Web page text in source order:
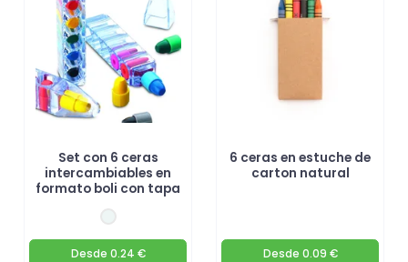
Set con 6 ceras
intercambiables en
formato boli con tapa
Desde 0.24 €
6 ceras en estuche de
carton natural
Desde 0.09 €